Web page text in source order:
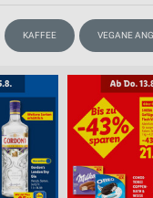
KAFFEE VEGANE